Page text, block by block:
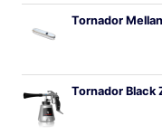
Tornador
Tornador Black